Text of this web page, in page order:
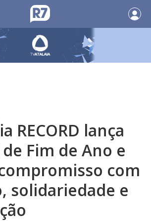
RECORD lança
Fim de Ano e
com
solidariedade e